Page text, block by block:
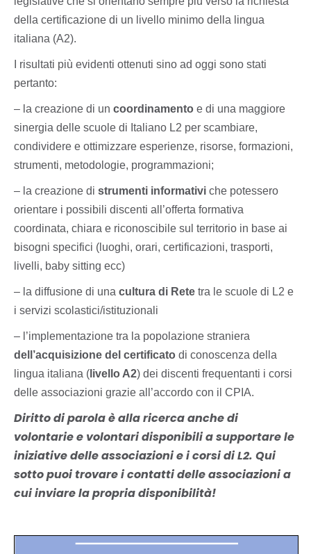
della certificazione di un livello minimo della lingua
italiana (A2).
I risultati più evidenti ottenuti sino ad oggi sono stati
pertanto:
– la creazione di un coordinamento e di una maggiore
sinergia delle scuole di Italiano L2 per scambiare,
condividere e ottimizzare esperienze, risorse, formazioni,
strumenti, metodologie, programmazioni;
– la creazione di strumenti informativi che potessero
orientare i possibili discenti all’offerta formativa
coordinata, chiara e riconoscibile sul territorio in base ai
bisogni specifici (luoghi, orari, certificazioni, trasporti,
livelli, baby sitting ecc)
– la diffusione di una cultura di Rete tra le scuole di L2 e
i servizi scolastici/istituzionali
– l’implementazione tra la popolazione straniera
dell’acquisizione del certificato di conoscenza della
lingua italiana ( livello A2) dei discenti frequentanti i corsi
delle associazioni grazie all’accordo con il CPIA.
Diritto di parola è alla ricerca anche di
volontarie e volontari disponibili a supportare le
iniziative delle associazioni e i corsi di L2. Qui
sotto puoi trovare i contatti delle associazioni a
cui inviare la propria disponibilità!